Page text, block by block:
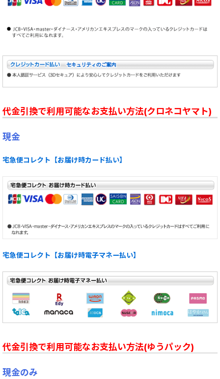
代金引換で利用可能なお支払い方法(クロネコヤマト)
現金
宅急便コレクト【お届け時カード払い】
宅急便コレクト【お届け時電子マネー払い】
代金引換で利用可能なお支払い方法(ゆうパック)
現金のみ